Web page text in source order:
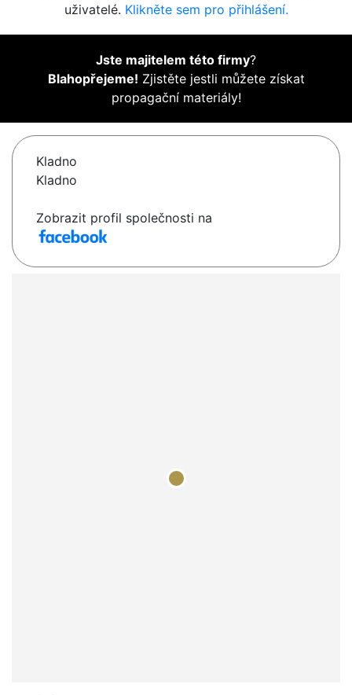
uživatelé. Klikněte sem pro přihlášení.
Jste majitelem této firmy?
Blahopřejeme! Zjistěte jestli můžete získat
propagační materiály!
Kladno
Kladno
Zobrazit profil společnosti na